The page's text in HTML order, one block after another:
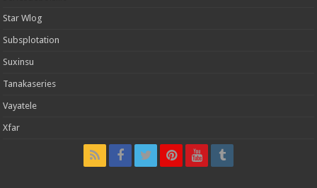
Star Wlog
Subsplotation
Suxinsu
Tanakaseries
Vayatele
Xfar